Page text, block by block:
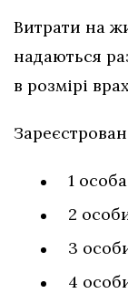
Витрати на
надаються
в розмірі
1
2
3
4